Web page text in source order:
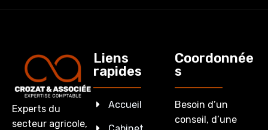
Experts du
secteur agricole,
Liens
rapides
Accueil
Coordonnée
s
Besoin d’un
conseil, d’une